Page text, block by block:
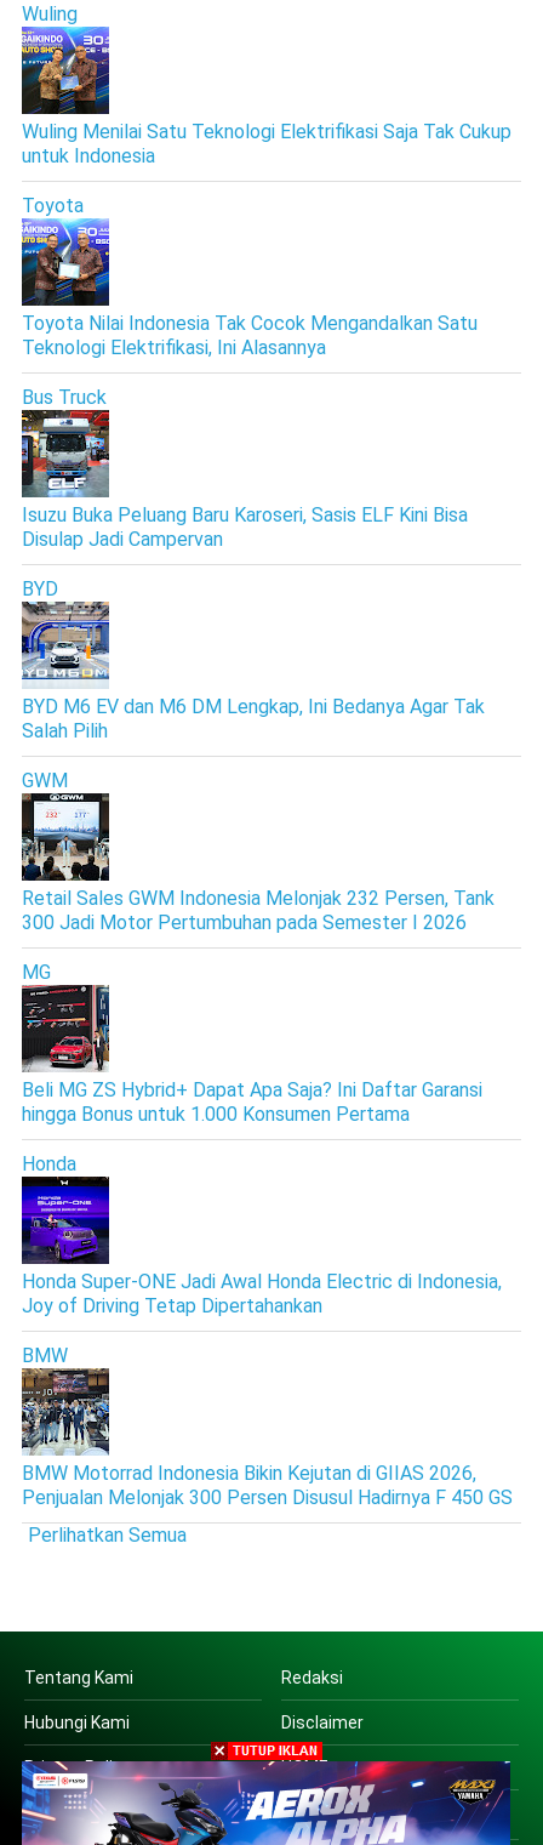
Wuling
Wuling Menilai Satu Teknologi Elektrifikasi Saja Tak Cukup
untuk Indonesia
Toyota
Toyota Nilai Indonesia Tak Cocok Mengandalkan Satu
Teknologi Elektrifikasi, Ini Alasannya
Bus Truck
Isuzu Buka Peluang Baru Karoseri, Sasis ELF Kini Bisa
Disulap Jadi Campervan
BYD
BYD M6 EV dan M6 DM Lengkap, Ini Bedanya Agar Tak
Salah Pilih
GWM
Retail Sales GWM Indonesia Melonjak 232 Persen, Tank
300 Jadi Motor Pertumbuhan pada Semester I 2026
MG
Beli MG ZS Hybrid+ Dapat Apa Saja? Ini Daftar Garansi
hingga Bonus untuk 1.000 Konsumen Pertama
Honda
Honda Super-ONE Jadi Awal Honda Electric di Indonesia,
Joy of Driving Tetap Dipertahankan
BMW
BMW Motorrad Indonesia Bikin Kejutan di GIIAS 2026,
Penjualan Melonjak 300 Persen Disusul Hadirnya F 450 GS
Perlihatkan Semua
Tentang Kami Redaksi
Hubungi Kami Disclaimer
Privacy Policy HOME